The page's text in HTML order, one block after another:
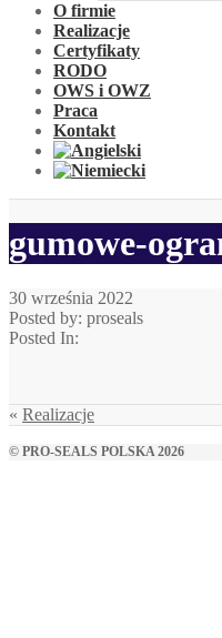
O firmie
Realizacje
Certyfikaty
RODO
OWS i OWZ
Praca
Kontakt
gumowe-
30 września 2022
Posted by: proseals
Posted In:
« Realizacje
© PRO-SEALS POLSKA 2026